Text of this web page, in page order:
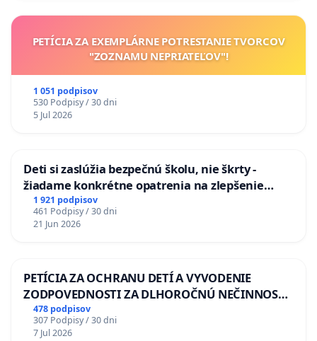
Diversity Pro, o. z.
o. z. Možnosť voľby:
štatutárna zástupkyňa Mgr. Adriana Mesochoritisová –
členka Rady vlády SR pre ľudské práva, národnostné
menšiny a rodovú rovnosť, podpredsedníčka Výboru
No More Stigma n. o., ktorá združuje mladých
psychiatrov a psychológov:
MUDr. Matúš Virčík
Mgr. Andrea Takáčová
MUDr. Veronika Virčíková
Mgr. Bibiana Jozefiaková
PETÍCIA ZA EXEMPLÁRNE POTRESTANIE TVORCOV
"ZOZNAMU NEPRIATEĽOV"!
1 051 podpisov
530 Podpisy / 30 dni
5 Jul 2026
Deti si zaslúžia bezpečnú školu, nie škrty -
žiadame konkrétne opatrenia na zlepšenie
situácie v školstve
1 921 podpisov
461 Podpisy / 30 dni
21 Jun 2026
PETÍCIA ZA OCHRANU DETÍ A VYVODENIE
ZODPOVEDNOSTI ZA DLHOROČNÚ NEČINNOSŤ
A ZLYHANIE ŠTÁTU
478 podpisov
307 Podpisy / 30 dni
7 Jul 2026